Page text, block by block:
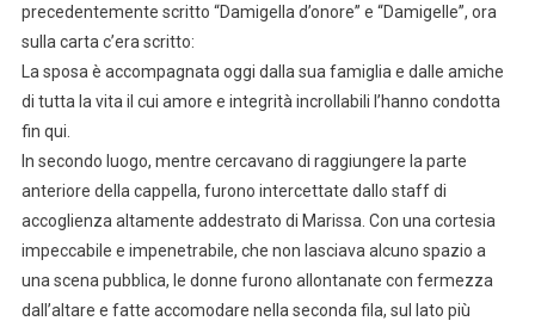
precedentemente scritto “Damigella d’onore” e “Damigelle”, ora
sulla carta c’era scritto:
La sposa è accompagnata oggi dalla sua famiglia e dalle amiche
di tutta la vita il cui amore e integrità incrollabili l’hanno condotta
fin qui.
In secondo luogo, mentre cercavano di raggiungere la parte
anteriore della cappella, furono intercettate dallo staff di
accoglienza altamente addestrato di Marissa. Con una cortesia
impeccabile e impenetrabile, che non lasciava alcuno spazio a
una scena pubblica, le donne furono allontanate con fermezza
dall’altare e fatte accomodare nella seconda fila, sul lato più